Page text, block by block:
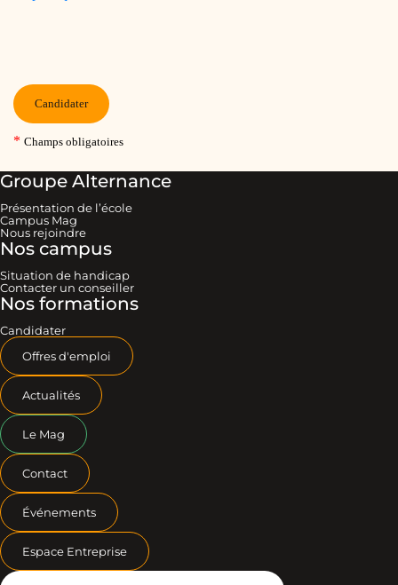
Groupe Alternance
Présentation de l’école
Campus Mag
Nous rejoindre
Nos campus
Situation de handicap
Contacter un conseiller
Nos formations
Candidater
Offres d'emploi
Actualités
Le Mag
Contact
Événements
Espace Entreprise